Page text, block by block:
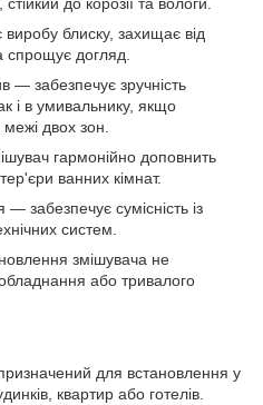
до корозії та вологи.
блиску, захищає від
спрощує догляд.
— забезпечує зручність
і в умивальнику, якщо
двох зон.
гармонійно доповнить
ванних кімнат.
забезпечує сумісність із
систем.
змішувача не
або тривалого
для встановлення у
квартир або готелів.